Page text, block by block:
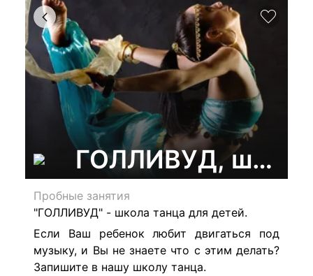
ГОЛЛИВУД, школа
Пробные занятия
"ГОЛЛИВУД" - школа танца для детей.
Если Ваш ребенок любит двигаться под
музыку, и Вы не знаете что с этим делать?
Запишите в нашу школу танца.